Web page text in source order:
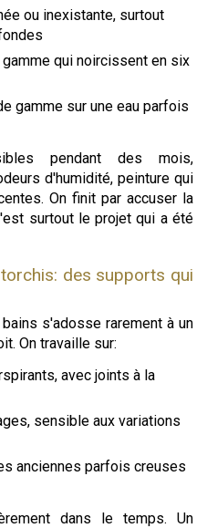
ou inexistante, surtout
qui noircissent en six
gamme sur une eau parfois
pendant des mois,
d'humidité, peinture qui
On finit par accuser la
surtout le projet qui a été
des supports qui
s'adosse rarement à un
On travaille sur:
avec joints à la
sensible aux variations
anciennes parfois creuses
dans le temps. Un